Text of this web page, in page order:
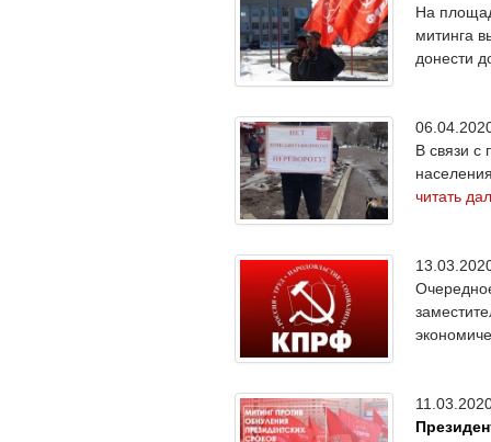
На
митинга
донести
В связи с
читать